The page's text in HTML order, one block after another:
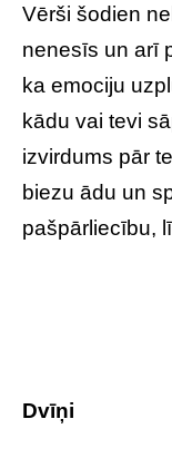
Vērši šodien
nenesīs un arī
ka emociju
kādu vai tevi
izvirdums pār
biezu ādu un
pašpārliecību,
Dvīņi